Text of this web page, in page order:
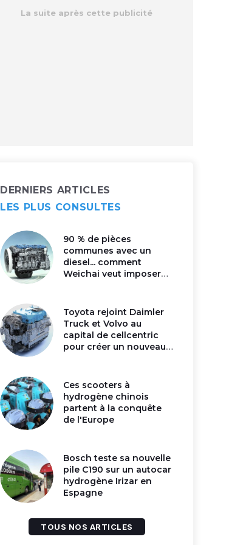
DERNIERS ARTICLES
LES PLUS CONSULTES
90 % de pièces
communes avec un
diesel... comment
Weichai veut imposer
Toyota rejoint Daimler
Truck et Volvo au
capital de cellcentric
pour créer un nouveau
Ces scooters à
hydrogène chinois
partent à la conquête
de l'Europe
Bosch teste sa nouvelle
pile C190 sur un autocar
hydrogène Irizar en
Espagne
TOUS NOS ARTICLES